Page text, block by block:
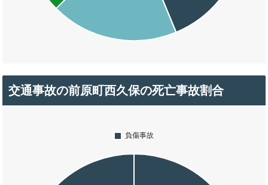
交通事故の前原町西久保の死亡事故割合